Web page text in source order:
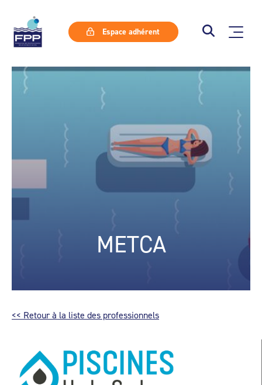
Espace adhérent
METCA
<< Retour à la liste des professionnels